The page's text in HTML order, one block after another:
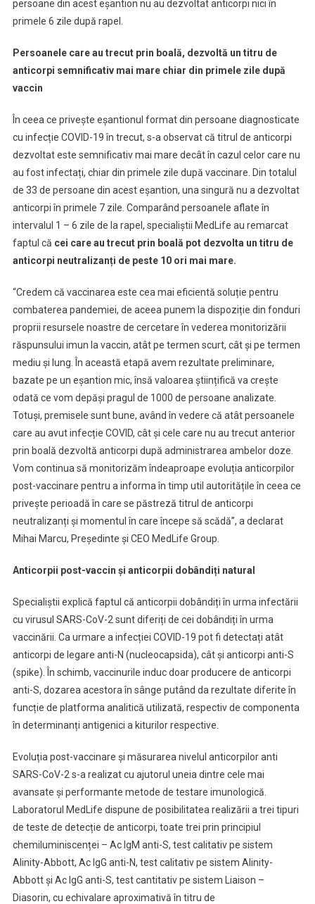
persoane din acest eșantion nu au dezvoltat anticorpi nici în
primele 6 zile după rapel.
Persoanele care au trecut prin boală, dezvoltă un titru de
anticorpi semnificativ mai mare chiar din primele zile după
vaccin
În ceea ce privește eșantionul format din persoane diagnosticate
cu infecție COVID-19 în trecut, s-a observat că titrul de anticorpi
dezvoltat este semnificativ mai mare decât în cazul celor care nu
au fost infectați, chiar din primele zile după vaccinare. Din totalul
de 33 de persoane din acest eșantion, una singură nu a dezvoltat
anticorpi în primele 7 zile. Comparând persoanele aflate în
intervalul 1 – 6 zile de la rapel, specialiștii MedLife au remarcat
faptul că cei care au trecut prin boală pot dezvolta un titru de
anticorpi neutralizanți de peste 10 ori mai mare.
“Credem că vaccinarea este cea mai eficientă soluție pentru
combaterea pandemiei, de aceea punem la dispoziție din fonduri
proprii resursele noastre de cercetare în vederea monitorizării
răspunsului imun la vaccin, atât pe termen scurt, cât și pe termen
mediu și lung. În această etapă avem rezultate preliminare,
bazate pe un eșantion mic, însă valoarea științifică va crește
odată ce vom depăși pragul de 1000 de persoane analizate.
Totuși, premisele sunt bune, având în vedere că atât persoanele
care au avut infecție COVID, cât și cele care nu au trecut anterior
prin boală dezvoltă anticorpi după administrarea ambelor doze.
Vom continua să monitorizăm îndeaproape evoluția anticorpilor
post-vaccinare pentru a informa în timp util autoritățile în ceea ce
privește perioadă în care se păstreză titrul de anticorpi
neutralizanți și momentul în care începe să scădă”, a declarat
Mihai Marcu, Președinte și CEO MedLife Group.
Anticorpii post-vaccin și anticorpii dobândiți natural
Specialiștii explică faptul că anticorpii dobândiți în urma infectării
cu virusul SARS-CoV-2 sunt diferiți de cei dobândiți în urma
vaccinării. Ca urmare a infecției COVID-19 pot fi detectați atât
anticorpi de legare anti-N (nucleocapsida), cât și anticorpi anti-S
(spike). În schimb, vaccinurile induc doar producere de anticorpi
anti-S, dozarea acestora în sânge putând da rezultate diferite în
funcție de platforma analitică utilizată, respectiv de componenta
în determinanți antigenici a kiturilor respective.
Evoluția post-vaccinare și măsurarea nivelul anticorpilor anti
SARS-CoV-2 s-a realizat cu ajutorul uneia dintre cele mai
avansate și performante metode de testare imunologică.
Laboratorul MedLife dispune de posibilitatea realizării a trei tipuri
de teste de detecție de anticorpi, toate trei prin principiul
chemiluminiscenței – Ac IgM anti-S, test calitativ pe sistem
Alinity-Abbott, Ac IgG anti-N, test calitativ pe sistem Alinity-
Abbott și Ac IgG anti-S, test cantitativ pe sistem Liaison –
Diasorin, cu echivalare aproximativă în titru de